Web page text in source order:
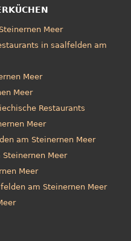
Meer
in saalfelden am
Meer
Meer
Restaurants
Meer
am Steinernen Meer
Meer
Meer
am Steinernen Meer